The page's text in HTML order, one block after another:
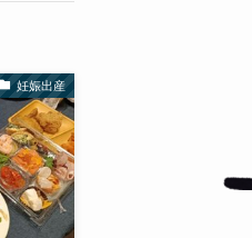
妊娠出産